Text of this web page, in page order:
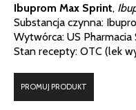
Ibuprom Max Sprint,
Substancja czynna:
Wytwórca: US Pharmacia
Stan recepty: OTC (lek
PROMUJ PRODUKT